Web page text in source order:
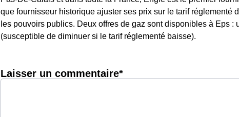
que fournisseur historique ajuster ses prix sur le tarif réglementé
les pouvoirs publics. Deux offres de gaz sont disponibles à Eps
(susceptible de diminuer si le tarif réglementé baisse).
Laisser un commentaire*